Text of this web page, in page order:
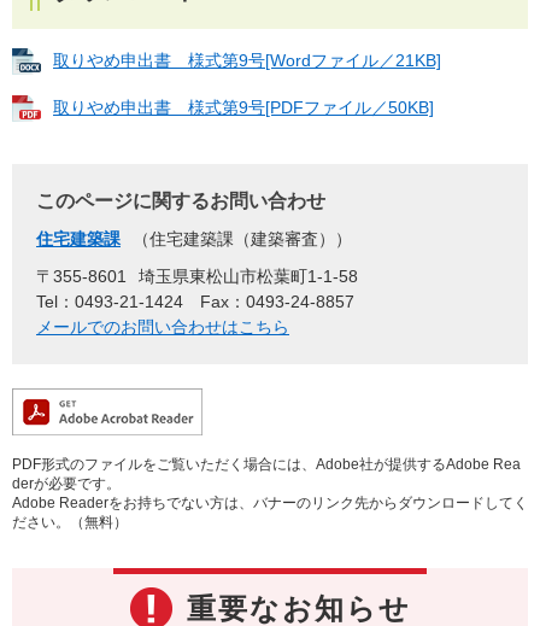
取りやめ申出書 様式第9号[Wordファイル／21KB]
取りやめ申出書 様式第9号[PDFファイル／50KB]
このページに関するお問い合わせ
住宅建築課
住宅建築課（建築審査）
〒355-8601
埼玉県東松山市松葉町1-1-58
Tel：0493-21-1424
Fax：0493-24-8857
メールでのお問い合わせはこちら
PDF形式のファイルをご覧いただく場合には、Adobe社が提供するAdobe Rea
derが必要です。
Adobe Readerをお持ちでない方は、バナーのリンク先からダウンロードしてく
ださい。（無料）
重要なお知らせ